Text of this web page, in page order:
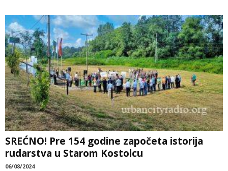
SREĆNO! Pre 154 godine započeta istorija
rudarstva u Starom Kostolcu
06/08/2024